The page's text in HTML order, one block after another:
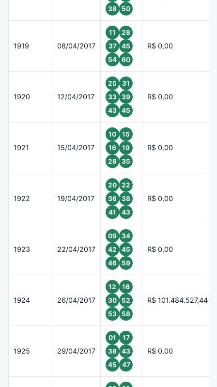
38
50
1919 08/04/2017
11
28
37
45
54
60
R$ 0,00
1920 12/04/2017
25
31
33
39
43
45
R$ 0,00
1921 15/04/2017
10
15
16
19
28
35
R$ 0,00
1922 19/04/2017
20
22
36
38
41
43
R$ 0,00
1923 22/04/2017
09
34
42
45
46
59
R$ 0,00
1924 26/04/2017
12
16
30
52
53
58
R$ 101.484.527,44
1925 29/04/2017
01
17
38
43
45
47
R$ 0,00